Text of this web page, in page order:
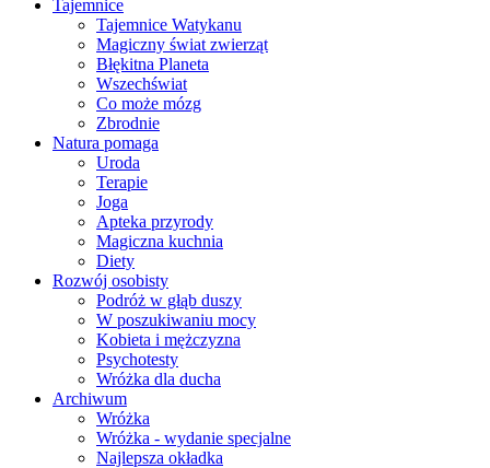
Tajemnice
Tajemnice Watykanu
Magiczny świat zwierząt
Błękitna Planeta
Wszechświat
Co może mózg
Zbrodnie
Natura pomaga
Uroda
Terapie
Joga
Apteka przyrody
Magiczna kuchnia
Diety
Rozwój osobisty
Podróż w głąb duszy
W poszukiwaniu mocy
Kobieta i mężczyzna
Psychotesty
Wróżka dla ducha
Archiwum
Wróżka
Wróżka - wydanie specjalne
Najlepsza okładka